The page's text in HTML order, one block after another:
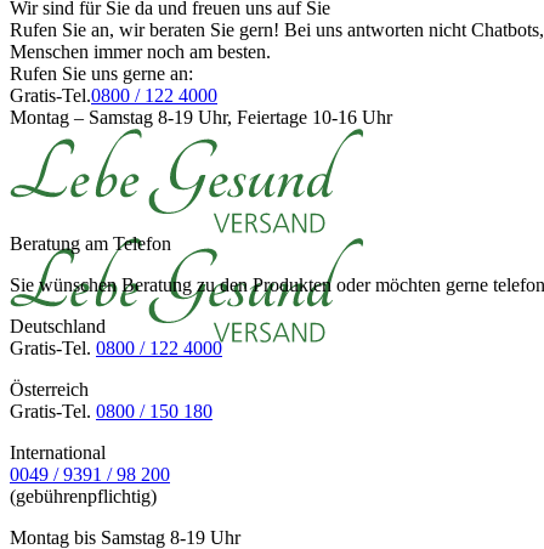
Wir sind für Sie da und freuen uns auf Sie
Rufen Sie an, wir beraten Sie gern! Bei uns antworten nicht
Menschen immer noch am besten.
Rufen Sie uns gerne an:
Gratis-Tel.0800 / 122 4000
Montag – Samstag 8-19 Uhr, Feiertage 10-16 Uhr
Beratung am Telefon
Sie wünschen Beratung zu den Produkten oder möchten gerne
Deutschland
Gratis-Tel. 0800 / 122 4000
Österreich
Gratis-Tel. 0800 / 150 180
International
0049 / 9391 / 98 200
(gebührenpflichtig)
Montag bis Samstag 8-19 Uhr